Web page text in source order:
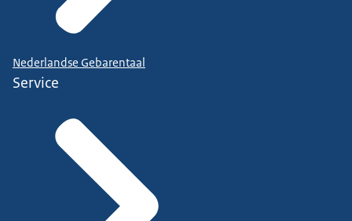
Nederlandse Gebarentaal
Service